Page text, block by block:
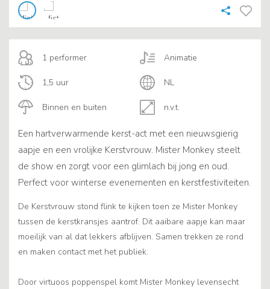
1 performer
Binnen en buiten
Animatie
1,5 uur
n.v.t.
NL
Een hartverwarmende kerst-act met een nieuwsgierig
aapje en een vrolijke Kerstvrouw. Mister Monkey steelt
de show en zorgt voor een glimlach bij jong en oud.
Perfect voor winterse evenementen en kerstfestiviteiten.
De Kerstvrouw stond flink te kijken toen ze Mister Monkey
tussen de kerstkransjes aantrof. Dit aaibare aapje kan maar
moeilijk van al dat lekkers afblijven. Samen trekken ze rond
en maken contact met het publiek.
Door virtuoos poppenspel komt Mister Monkey levensecht